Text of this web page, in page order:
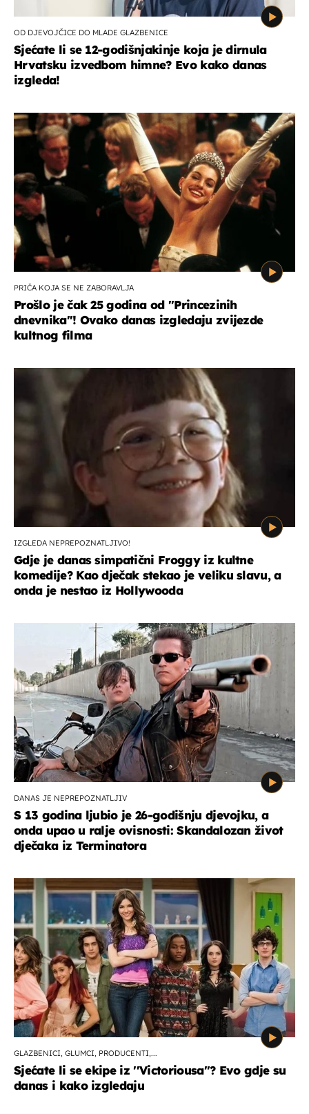
OD DJEVOJČICE DO MLADE GLAZBENICE
Sjećate li se 12-godišnjakinje koja je dirnula
Hrvatsku izvedbom himne? Evo kako danas
izgleda!
PRIČA KOJA SE NE ZABORAVLJA
Prošlo je čak 25 godina od ''Princezinih
dnevnika''! Ovako danas izgledaju zvijezde
kultnog filma
IZGLEDA NEPREPOZNATLJIVO!
Gdje je danas simpatični Froggy iz kultne
komedije? Kao dječak stekao je veliku slavu, a
onda je nestao iz Hollywooda
DANAS JE NEPREPOZNATLJIV
S 13 godina ljubio je 26-godišnju djevojku, a
onda upao u ralje ovisnosti: Skandalozan život
dječaka iz Terminatora
GLAZBENICI, GLUMCI, PRODUCENTI,...
Sjećate li se ekipe iz ''Victoriousa''? Evo gdje su
danas i kako izgledaju